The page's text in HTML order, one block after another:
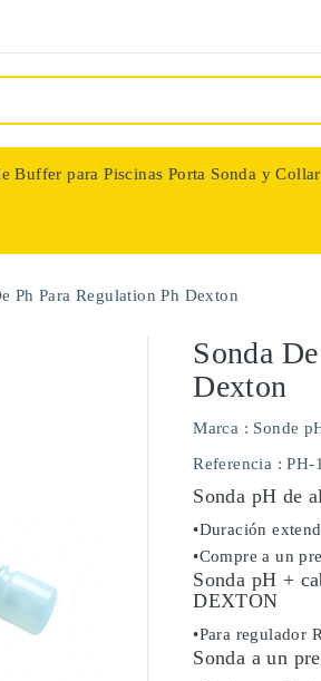
Buffer para Piscinas Porta Sonda y
Ph Para Regulation Ph Dexton
Sonda
Dexton
Marca : Sonde
Referencia : PH-
Sonda pH de
•Duración
•Compre a un
Sonda pH +
DEXTON
•Para regulador
Sonda a un